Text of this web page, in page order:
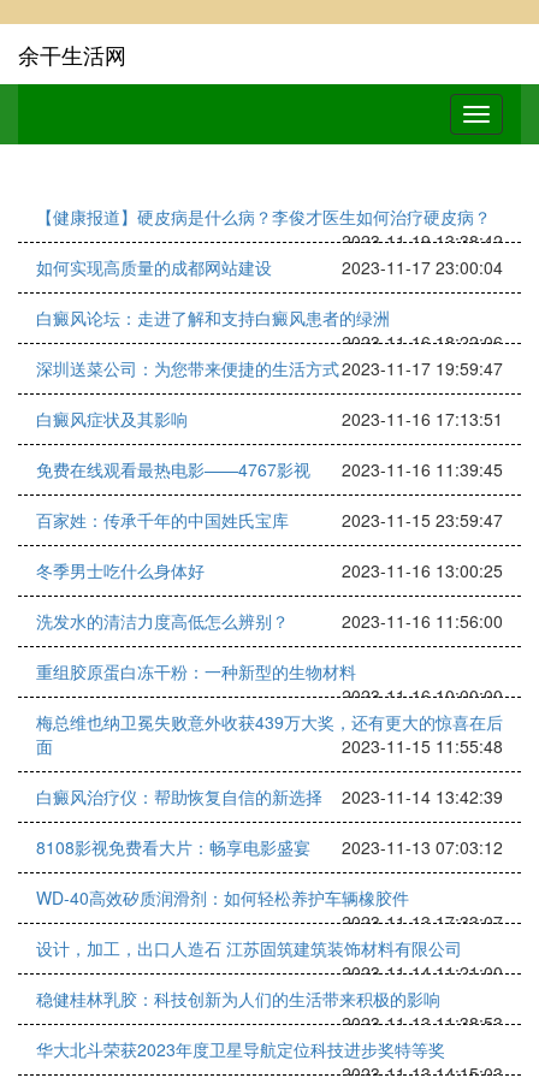
余干生活网
【健康报道】硬皮病是什么病？李俊才医生如何治疗硬皮病？
2023-11-19 13:38:42
如何实现高质量的成都网站建设
2023-11-17 23:00:04
白癜风论坛：走进了解和支持白癜风患者的绿洲
2023-11-16 18:22:06
深圳送菜公司：为您带来便捷的生活方式2023-11-17 19:59:47
白癜风症状及其影响 2023-11-16 17:13:51
免费在线观看最热电影——4767影视 2023-11-16 11:39:45
百家姓：传承千年的中国姓氏宝库 2023-11-15 23:59:47
冬季男士吃什么身体好 2023-11-16 13:00:25
洗发水的清洁力度高低怎么辨别？ 2023-11-16 11:56:00
重组胶原蛋白冻干粉：一种新型的生物材料
2023-11-16 10:00:00
梅总维也纳卫冕失败意外收获439万大奖，还有更大的惊喜在后
面
2023-11-15 11:55:48
白癜风治疗仪：帮助恢复自信的新选择 2023-11-14 13:42:39
8108影视免费看大片：畅享电影盛宴 2023-11-13 07:03:12
WD-40高效矽质润滑剂：如何轻松养护车辆橡胶件
2023-11-13 17:33:07
设计，加工，出口人造石 江苏固筑建筑装饰材料有限公司
2023-11-14 11:21:00
稳健桂林乳胶：科技创新为人们的生活带来积极的影响
2023-11-13 11:38:53
华大北斗荣获2023年度卫星导航定位科技进步奖特等奖
2023-11-13 14:15:03